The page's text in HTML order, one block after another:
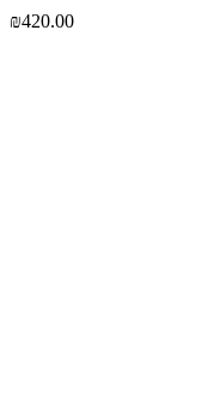
₪420.00